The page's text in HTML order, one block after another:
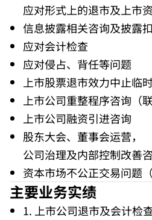
应对形式上的退市及上市
信息披露相关咨询及披露
应对会计检查
应对侵占、背任等问题
上市股票退市效力中止临
上市公司重整程序咨询（
上市公司融资引进咨询
股东大会、董事会运营，
公司治理及内部控制改善
资本市场不公正交易问题
主要业务实绩
1. 上市公司退市及会计检